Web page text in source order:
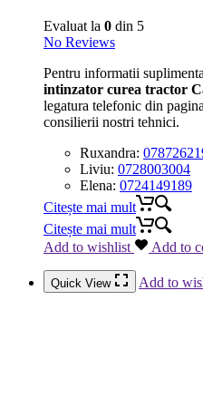
Evaluat la 0 din 5
No Reviews
Pentru informatii
intinzator curea tractor
legatura telefonic din
consilierii nostri tehnici.
Ruxandra:
Liviu: 0728003004
Elena: 0724149189
Citește mai mult
Citește mai mult
Add to wishlist
Add to
Quick View Add to